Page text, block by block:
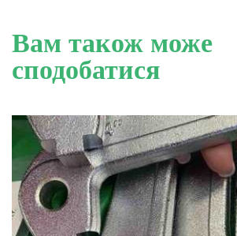
Вам також може
сподобатися